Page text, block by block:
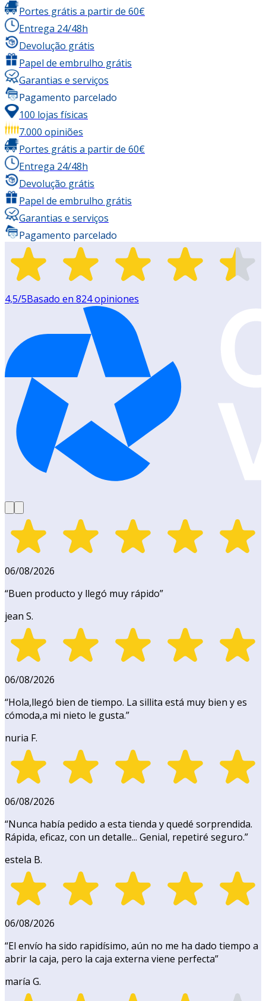
Portes grátis a partir de 60€
Entrega 24/48h
Devolução grátis
Papel de embrulho grátis
Garantias e serviços
Pagamento parcelado
100 lojas físicas
7.000 opiniões
Portes grátis a partir de 60€
Entrega 24/48h
Devolução grátis
Papel de embrulho grátis
Garantias e serviços
Pagamento parcelado
4,5/5Basado en 824opiniones
06/08/2026
“Buen producto y llegó muy rápido”
jean S.
06/08/2026
“Hola,llegó bien de tiempo. La sillita está muy bien y es
cómoda,a mi nieto le gusta.”
nuria F.
06/08/2026
“Nunca había pedido a esta tienda y quedé sorprendida.
Rápida, eficaz, con un detalle... Genial, repetiré seguro.”
estela B.
06/08/2026
“El envío ha sido rapidísimo, aún no me ha dado tiempo a
abrir la caja, pero la caja externa viene perfecta”
maría G.